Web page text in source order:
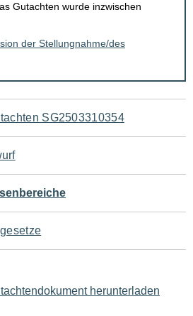
Gutachten wurde inzwischen
der Stellungnahme/des
SG2503310354
herunterladen